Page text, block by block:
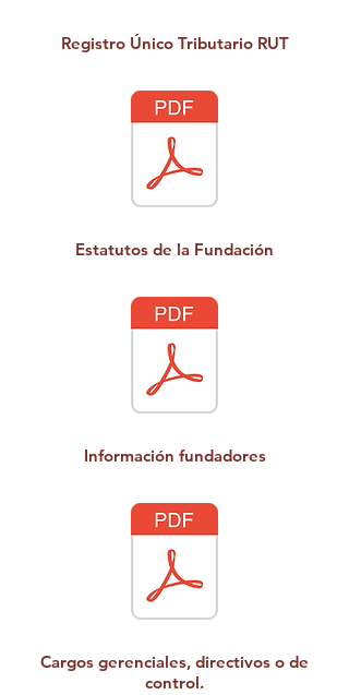
Registro Único Tributario RUT
Estatutos de la Fundación
Información fundadores
Cargos gerenciales, directivos o de
control.